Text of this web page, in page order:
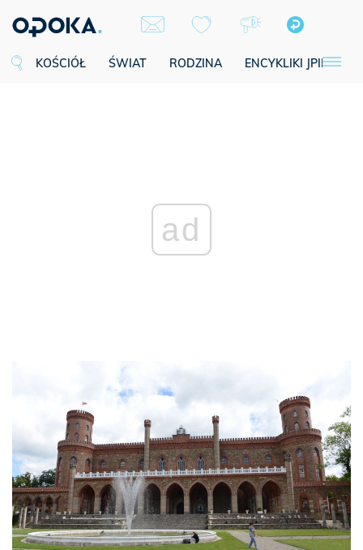
KOŚCIÓŁ ŚWIAT RODZINA ENCYKLIKI JPII
ad